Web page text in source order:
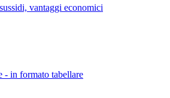
vantaggi economici
- in formato tabellare